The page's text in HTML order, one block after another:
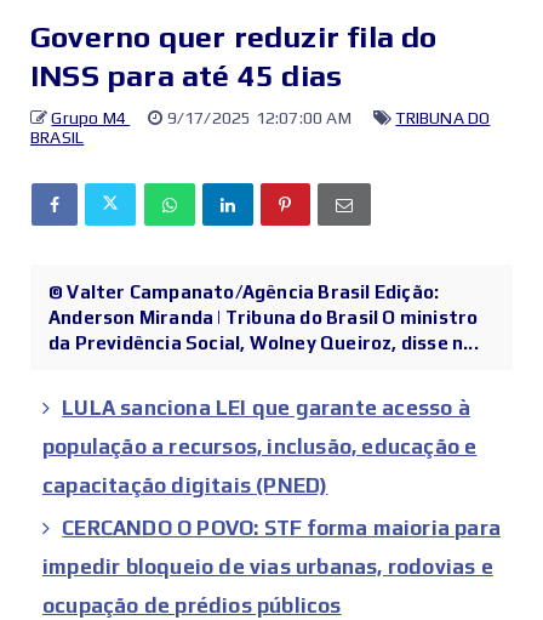
Governo quer reduzir fila do
INSS para até 45 dias
Grupo M4 9/17/2025 12:07:00 AM
TRIBUNA DO
BRASIL
© Valter Campanato/Agência Brasil Edição:
Anderson Miranda | Tribuna do Brasil O ministro
da Previdência Social, Wolney Queiroz, disse n...
LULA sanciona LEI que garante acesso à
população a recursos, inclusão, educação e
capacitação digitais (PNED)
CERCANDO O POVO: STF forma maioria para
impedir bloqueio de vias urbanas, rodovias e
ocupação de prédios públicos